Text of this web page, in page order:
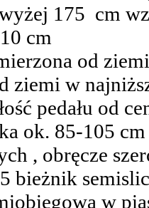
175 cm
cm
od
ziemi w
pedału od
ok. 85-105 cm
, obręcze
bieżnik
w